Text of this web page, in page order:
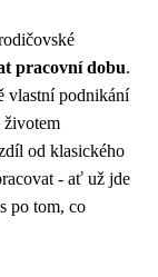
pracovní dobu.
vlastní podnikání
životem
od klasického
- ať už jde
po tom, co